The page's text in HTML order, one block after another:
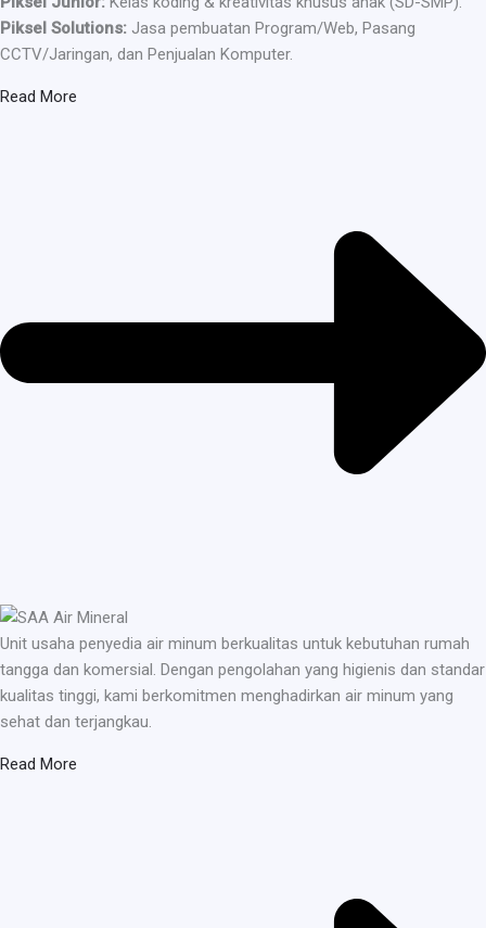
Piksel Solutions: Jasa pembuatan Program/Web, Pasang
CCTV/Jaringan, dan Penjualan Komputer.
Read More
Unit usaha penyedia air minum berkualitas untuk kebutuhan rumah
tangga dan komersial. Dengan pengolahan yang higienis dan standar
kualitas tinggi, kami berkomitmen menghadirkan air minum yang
sehat dan terjangkau.
Read More